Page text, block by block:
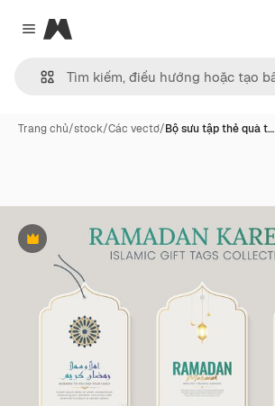
Close menu
Magnific
Trang chủ/stock/Các vectơ/Bộ sưu tập thẻ quà t…
Phần thưởng